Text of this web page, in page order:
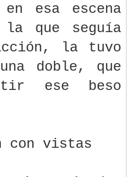
esa escena
que seguía
la tuvo
doble, que
ese beso
con vistas